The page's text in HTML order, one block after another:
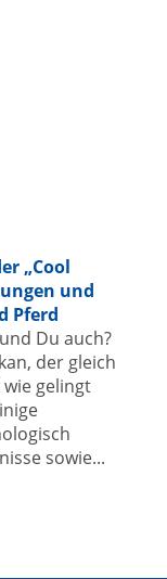
„Cool
und
Pferd
Du auch?
der gleich
gelingt
sowie...